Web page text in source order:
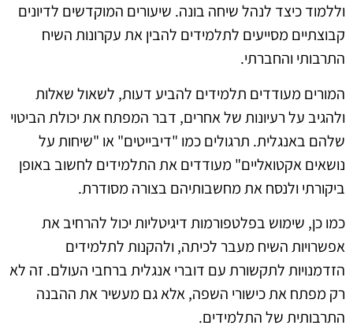
וללמוד כיצד לנהל שיחה בונה. שיעורים המוקדשים לדיונים
קבוצתיים מסייעים לתלמידים להבין את עקרונות השיח
התרבותי והחברתי.
המורים מעודדים תלמידים להביע דעות, לשאול שאלות
ולהגיב על רעיונות של אחרים, דבר המפתח את יכולת הביטוי
שלהם באנגלית. תרגולים כמו "דיבייטים" או "שיחות על
נושאים אקטואליים" מעודדים את התלמידים לחשוב באופן
ביקורתי ולנסח את מחשבותיהם בצורה מסודרת.
כמו כן, שימוש בפלטפורמות דיגיטליות יכול להרחיב את
אפשרויות השיח מעבר לכיתה, ולהקנות לתלמידים
הזדמנויות לתקשורת עם דוברי אנגלית ברחבי העולם. זה לא
רק מפתח את כישורי השפה, אלא גם מעשיר את ההבנה
התרבותית של התלמידים.